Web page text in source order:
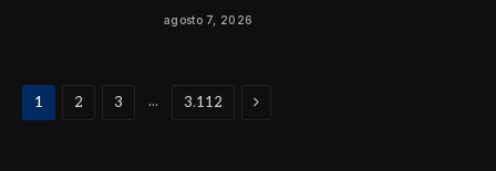
agosto 7, 2026
1 2 3 ... 3.112 Proximo